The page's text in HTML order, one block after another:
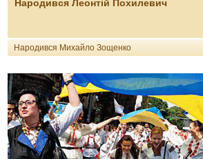
Народився Леонтій Похилевич
Народився Михайло Зощенко